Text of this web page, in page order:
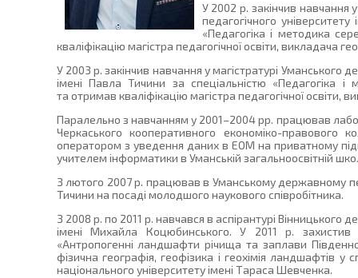
У 2002 р. закінчив навчання
педагогічного
«Педагогіка і методика
кваліфікацію магістра педагогічної освіти, викладача
У 2003 р. закінчив навчання у магістратурі Уманського
імені Павла Тичини за спеціальністю «Педагогіка і
та отримав кваліфікацію магістра педагогічної освіти,
Паралельно з навчанням у 2001–2004 рр. працював
Черкаського кооперативного економіко-
оператором з уведення даних в ЕОМ на приватному
учителем інформатики в Уманській загальноосвітній
З лютого 2007 р. працював в Уманському державному
Тичини на посаді молодшого наукового співробітника.
З 2008 р. по 2011 р. навчався в аспірантурі Вінницького
імені Михайла Коцюбинського. У 2011 р.
«Антропогенні ландшафти річища та заплави
фізична географія, геофізика і геохімія ландшафтів у
національного університету імені Тараса Шевченка.